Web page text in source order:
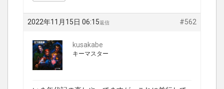
2022年11月15日 06:15 #562
返信
kusakabe
キーマスター